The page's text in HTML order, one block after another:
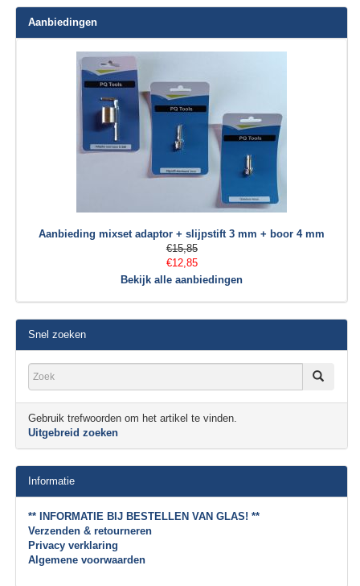
Aanbiedingen
Aanbieding mixset adaptor + slijpstift 3 mm + boor 4 mm
€15,85
€12,85
Bekijk alle aanbiedingen
Snel zoeken
Gebruik trefwoorden om het artikel te vinden.
Uitgebreid zoeken
Informatie
** INFORMATIE BIJ BESTELLEN VAN GLAS! **
Verzenden & retourneren
Privacy verklaring
Algemene voorwaarden